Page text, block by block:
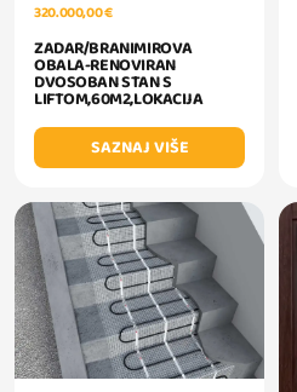
320.000,00 €
ZADAR/BRANIMIROVA
OBALA-RENOVIRAN
DVOSOBAN STAN S
LIFTOM,60M2,LOKACIJA
SAZNAJ VIŠE